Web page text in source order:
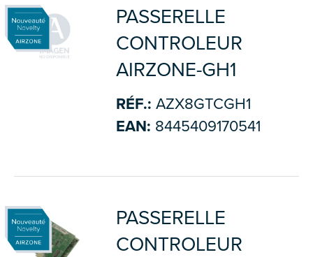
PASSERELLE
CONTROLEUR
AIRZONE-GH1
RÉF.: AZX8GTCGH1
EAN: 8445409170541
PASSERELLE
CONTROLEUR